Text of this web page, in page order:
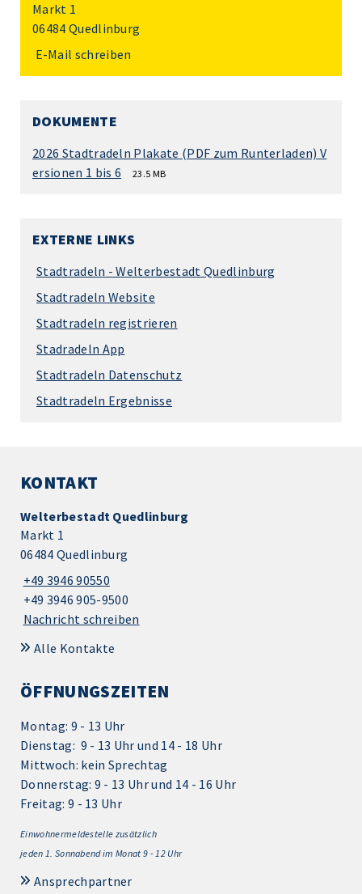
Markt 1
06484 Quedlinburg
E-Mail schreiben
DOKUMENTE
2026 Stadtradeln Plakate (PDF zum Runterladen) V
ersionen 1 bis 6
23.5 MB
EXTERNE LINKS
Stadtradeln - Welterbestadt Quedlinburg
Stadtradeln Website
Stadtradeln registrieren
Stadradeln App
Stadtradeln Datenschutz
Stadtradeln Ergebnisse
KONTAKT
Welterbestadt Quedlinburg
Markt 1
06484 Quedlinburg
+49 3946 90550
+49 3946 905-9500
Nachricht schreiben
Alle Kontakte
ÖFFNUNGSZEITEN
Montag: 9 - 13 Uhr
Dienstag: 9 - 13 Uhr und 14 - 18 Uhr
Mittwoch: kein Sprechtag
Donnerstag: 9 - 13 Uhr und 14 - 16 Uhr
Freitag: 9 - 13 Uhr
Einwohnermeldestelle zusätzlich
jeden 1. Sonnabend im Monat 9 - 12 Uhr
Ansprechpartner